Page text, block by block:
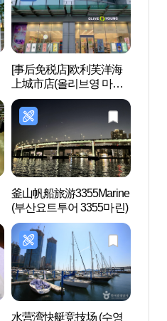
[事后免税店]欧利芙洋海
上城市店(올리브영 마린
시티점)
釜山帆船旅游3355Marine
(부산요트투어 3355마린)
水营湾快艇竞技场 (수영